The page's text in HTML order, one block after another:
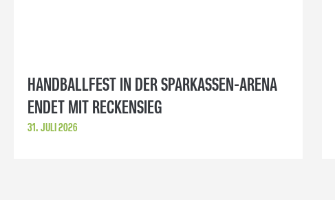
HANDBALLFEST IN DER SPARKASSEN-ARENA
ENDET MIT RECKENSIEG
31. JULI 2026